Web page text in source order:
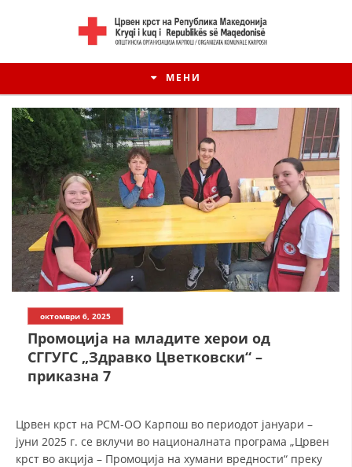
МЕНИ
октомври 6, 2025
Промоција на младите херои од
СГГУГС „Здравко Цветковски“ –
приказна 7
Црвен крст на РСМ-ОО Карпош во периодот јануари –
јуни 2025 г. се вклучи во националната програма „Црвен
крст во акција – Промоција на хумани вредности“ преку